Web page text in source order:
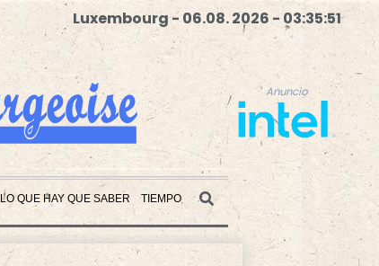
Luxembourg - 06.08. 2026 - 03:35:52
Anuncio
LO QUE HAY QUE SABER TIEMPO
Anuncio